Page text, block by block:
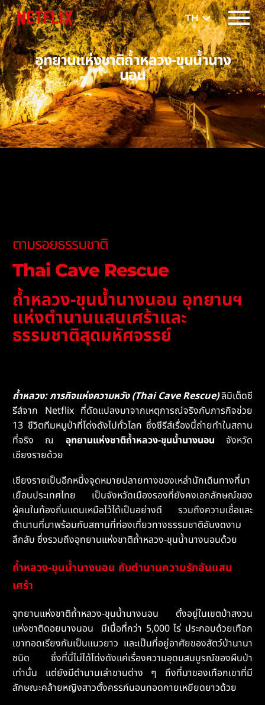
TH
EN
อุทยานแห่งชาติถ้ำหลวง-ขุนน้ำนาง
นอน
ตามรอยธรรมชาติ
Thai Cave Rescue
ถ้ำหลวง-ขุนน้ำนางนอน อุทยานฯ
แห่งตำนานแสนเศร้าและ
ธรรมชาติสุดมหัศจรรย์
ถ้ำหลวง: ภารกิจแห่งความหวัง(Thai Cave Rescue)ลิมิเต็ดซี
รีส์จาก Netflix ที่ดัดแปลงมาจากเหตุการณ์จริงกับภารกิจช่วย
13 ชีวิตทีมหมูป่าที่โด่งดังไปทั่วโลก ซึ่งซีรีส์เรื่องนี้ถ่ายทำในสถาน
ที่จริง ณ อุทยานแห่งชาติถ้ำหลวง-ขุนน้ำนางนอนจังหวัด
เชียงรายด้วย
เชียงรายเป็นอีกหนึ่งจุดหมายปลายทางของเหล่านักเดินทางที่มา
เยือนประเทศไทย เป็นจังหวัดเมืองรองที่ยังคงเอกลักษณ์ของ
ผู้คนในท้องถิ่นแดนเหนือไว้ได้เป็นอย่างดี รวมถึงความเชื่อและ
ตำนานที่มาพร้อมกับสถานที่ท่องเที่ยวทางธรรมชาติอันงดงาม
ลึกลับ ซึ่งรวมถึงอุทยานแห่งชาติถ้ำหลวง-ขุนน้ำนางนอนด้วย
ถ้ำหลวง-ขุนน้ำนางนอน กับตำนานความรักอันแสน
เศร้า
อุทยานแห่งชาติถ้ำหลวง-ขุนน้ำนางนอน ตั้งอยู่ในเขตป่าสงวน
แห่งชาติดอยนางนอน มีเนื้อที่กว่า 5,000 ไร่ ประกอบด้วยเทือก
เขาทอดเรียงกันเป็นแนวยาว และเป็นที่อยู่อาศัยของสัตว์ป่านานา
ชนิด ซึ่งที่นี่ไม่ได้โด่งดังแค่เรื่องความอุดมสมบูรณ์ของผืนป่า
เท่านั้น แต่ยังมีตำนานเล่าขานต่าง ๆ ถึงที่มาของเทือกเขาที่มี
ลักษณะคล้ายหญิงสาวตั้งครรภ์นอนทอดกายเหยียดยาวด้วย